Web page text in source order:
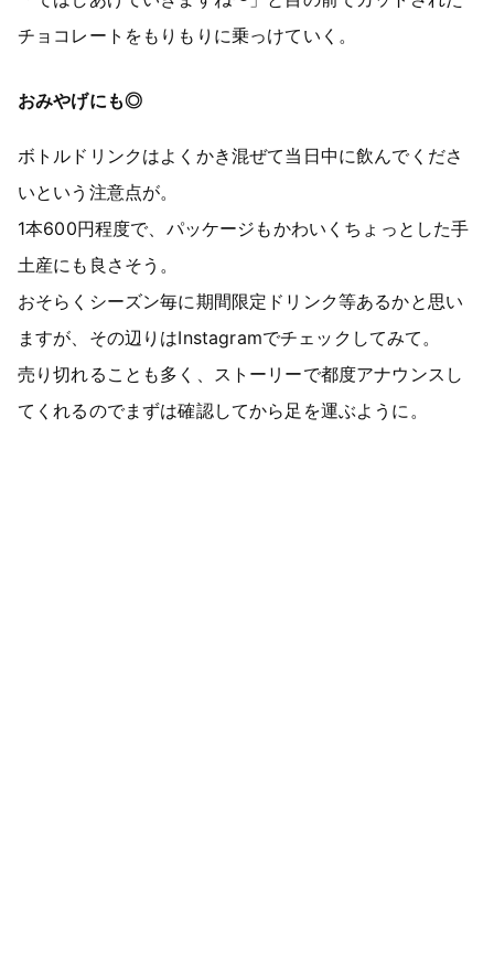
チョコレートをもりもりに乗っけていく。
おみやげにも◎
ボトルドリンクはよくかき混ぜて当日中に飲んでくださ
いという注意点が。
1本600円程度で、パッケージもかわいくちょっとした手
土産にも良さそう。
おそらくシーズン毎に期間限定ドリンク等あるかと思い
ますが、その辺りはInstagramでチェックしてみて。
売り切れることも多く、ストーリーで都度アナウンスし
てくれるのでまずは確認してから足を運ぶように。